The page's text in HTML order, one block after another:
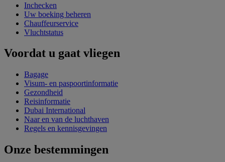
Inchecken
Uw boeking beheren
Chauffeurservice
Vluchtstatus
Voordat u gaat vliegen
Bagage
Visum- en paspoortinformatie
Gezondheid
Reisinformatie
Dubai International
Naar en van de luchthaven
Regels en kennisgevingen
Onze bestemmingen